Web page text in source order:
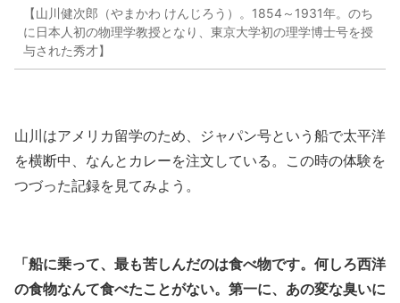
【山川健次郎（やまかわ けんじろう）。1854～1931年。のち
に日本人初の物理学教授となり、東京大学初の理学博士号を授
与された秀才】
山川はアメリカ留学のため、ジャパン号という船で太平洋
を横断中、なんとカレーを注文している。この時の体験を
つづった記録を見てみよう。
「船に乗って、最も苦しんだのは食べ物です。何しろ西洋
の食物なんて食べたことがない。第一に、あの変な臭いに